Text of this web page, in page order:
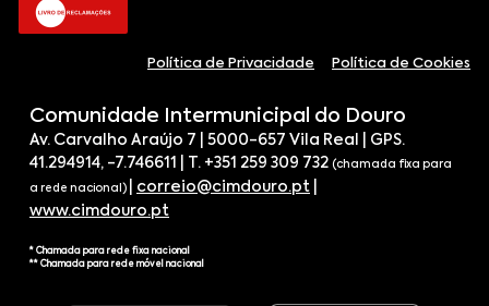
Política de Privacidade Política de Cookies
Comunidade Intermunicipal do Douro
Av. Carvalho Araújo 7 | 5000-657 Vila Real | GPS.
41.294914, -7.746611 | T. +351 259 309 732 (chamada fixa para
a rede nacional) correio@cimdouro.pt
www.cimdouro.pt
* Chamada para rede fixa nacional
** Chamada para rede móvel nacional